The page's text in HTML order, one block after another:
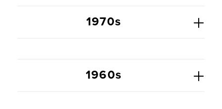
1970s
1960s